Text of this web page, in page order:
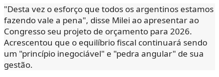
"Desta vez o esforço que todos os argentinos estamos
fazendo vale a pena", disse Milei ao apresentar ao
Congresso seu projeto de orçamento para 2026.
Acrescentou que o equilíbrio fiscal continuará sendo
um "princípio inegociável" e "pedra angular" de sua
gestão.